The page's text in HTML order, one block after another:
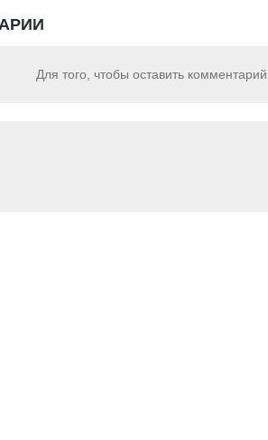
Для того, чтобы оставить комментарий,